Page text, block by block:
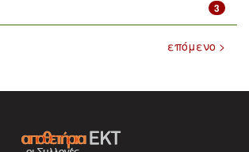
3
επόμενο >